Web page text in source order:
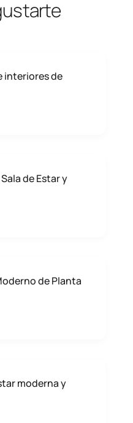
interiores de
de Estar y
de Planta
moderna y